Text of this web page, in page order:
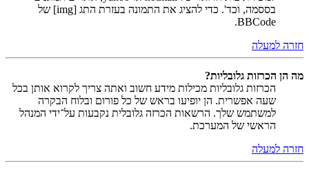
בססמה, וכד'. כדי להציג את התמונה בעזרת התג [img] של
BBCode.
חזרה למעלה
מה הן הכרזות גלובליות?
הכרזות גלובליות מכילות מידע חשוב ואתה צריך לקרוא אותן בכל
שעה אפשרית. הן יופיעו בראש של כל פורום ובלוח הבקרה
למשתמש שלך. הרשאות הכרזה גלובלית נקבעות על־ידי המנהל
הראשי של המערכת.
חזרה למעלה